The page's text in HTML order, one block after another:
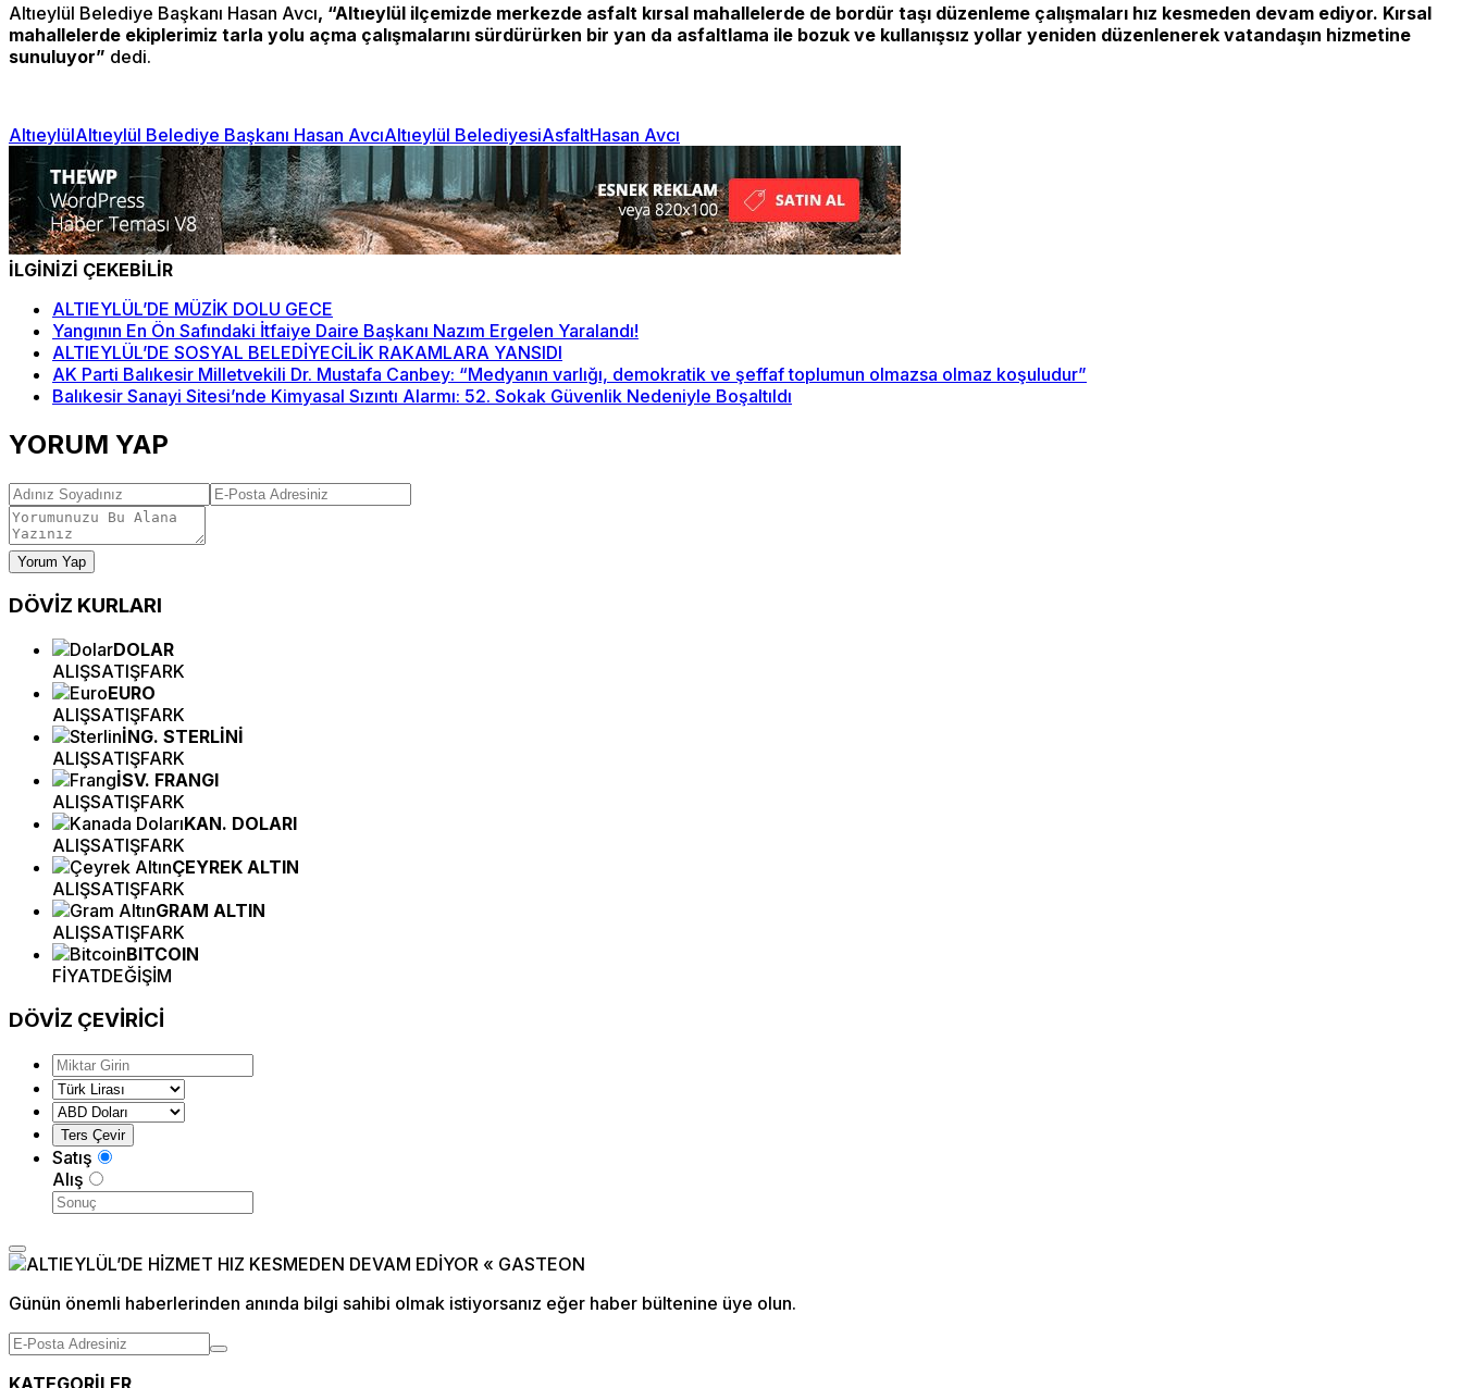
Altıeylül Belediye Başkanı Hasan Avcı, “Altıeylül ilçemizde merkezde asfalt kırsal mahallelerde de bordür taşı düzenleme çalışmaları hız kesmeden devam ediyor. Kırsal
mahallelerde ekiplerimiz tarla yolu açma çalışmalarını sürdürürken bir yan da asfaltlama ile bozuk ve kullanışsız yollar yeniden düzenlenerek vatandaşın hizmetine
sunuluyor” dedi.
AltıeylülAltıeylül Belediye Başkanı Hasan AvcıAltıeylül BelediyesiAsfaltHasan Avcı
İLGİNİZİ ÇEKEBİLİR
ALTIEYLÜL’DE MÜZİK DOLU GECE
Yangının En Ön Safındaki İtfaiye Daire Başkanı Nazım Ergelen Yaralandı!
ALTIEYLÜL’DE SOSYAL BELEDİYECİLİK RAKAMLARA YANSIDI
AK Parti Balıkesir Milletvekili Dr. Mustafa Canbey: “Medyanın varlığı, demokratik ve şeffaf toplumun olmazsa olmaz koşuludur”
Balıkesir Sanayi Sitesi’nde Kimyasal Sızıntı Alarmı: 52. Sokak Güvenlik Nedeniyle Boşaltıldı
YORUM YAP
Yorum Yap
DÖVİZ KURLARI
DOLAR
ALIŞSATIŞFARK
EURO
ALIŞSATIŞFARK
İNG. STERLİNİ
ALIŞSATIŞFARK
İSV. FRANGI
ALIŞSATIŞFARK
KAN. DOLARI
ALIŞSATIŞFARK
ÇEYREK ALTIN
ALIŞSATIŞFARK
GRAM ALTIN
ALIŞSATIŞFARK
BITCOIN
FİYATDEĞİŞİM
DÖVİZ ÇEVİRİCİ
Satış
Alış
Günün önemli haberlerinden anında bilgi sahibi olmak istiyorsanız eğer haber bültenine üye olun.
KATEGORİLER